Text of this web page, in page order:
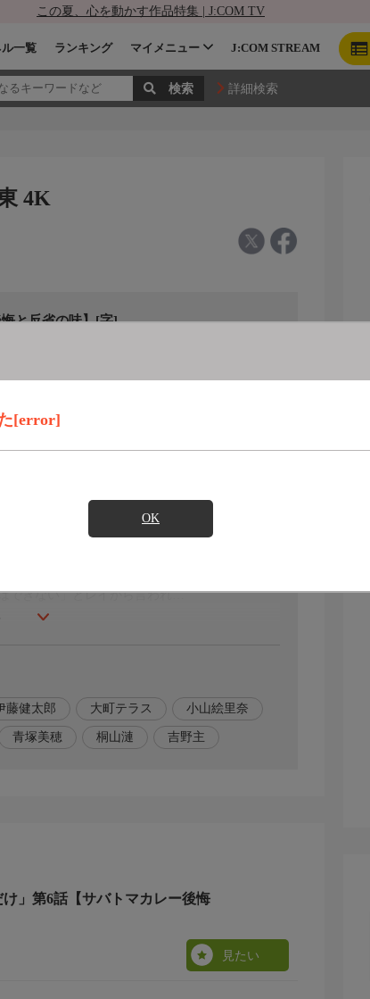
この夏、心を動かす作品特集 | J:COM TV
一覧 ランキング マイメニュー J:COM STREAM
詳細検索
[error]
OK
4K
と反省の味】[字]
見あかり)とレイ(伊藤健太郎)は、ついに身体を
を過ごしていく。
しながら出迎えたタキだったが、意外と普通
焼き上がりを待っている間、タキは思わず「1
できない」とレイから言われ…
ミックDAYS』所載）
藤健太郎 大町テラス 小山絵里奈
青塚美穂 桐山漣 吉野主
け」第6話【サバトマカレー後悔
見たい